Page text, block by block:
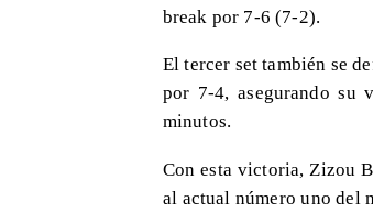
break por 7-6 (7-2).
El tercer set también se
por 7-4, asegurando
minutos.
Con esta victoria, Zizou
al actual número uno del